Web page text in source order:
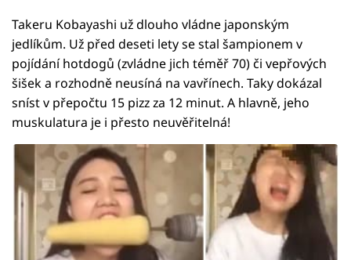
Takeru Kobayashi už dlouho vládne japonským
jedlíkům. Už před deseti lety se stal šampionem v
pojídání hotdogů (zvládne jich téměř 70) či vepřových
šišek a rozhodně neusíná na vavřínech. Taky dokázal
sníst v přepočtu 15 pizz za 12 minut. A hlavně, jeho
muskulatura je i přesto neuvěřitelná!